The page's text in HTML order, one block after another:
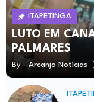
ITAPETINGA
LUTO EM
PALMARES
By - Arcanjo Notícias